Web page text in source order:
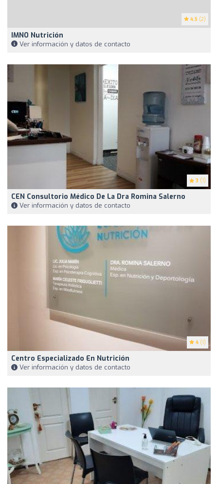
4.5 (2)
IMNO Nutrición
Ver información y datos de contacto
3 (1)
CEN Consultorio Médico De La Dra Romina Salerno
Ver información y datos de contacto
4 (1)
Centro Especializado En Nutrición
Ver información y datos de contacto